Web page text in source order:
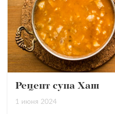
Рецепт супа Хаш
1 июня 2024